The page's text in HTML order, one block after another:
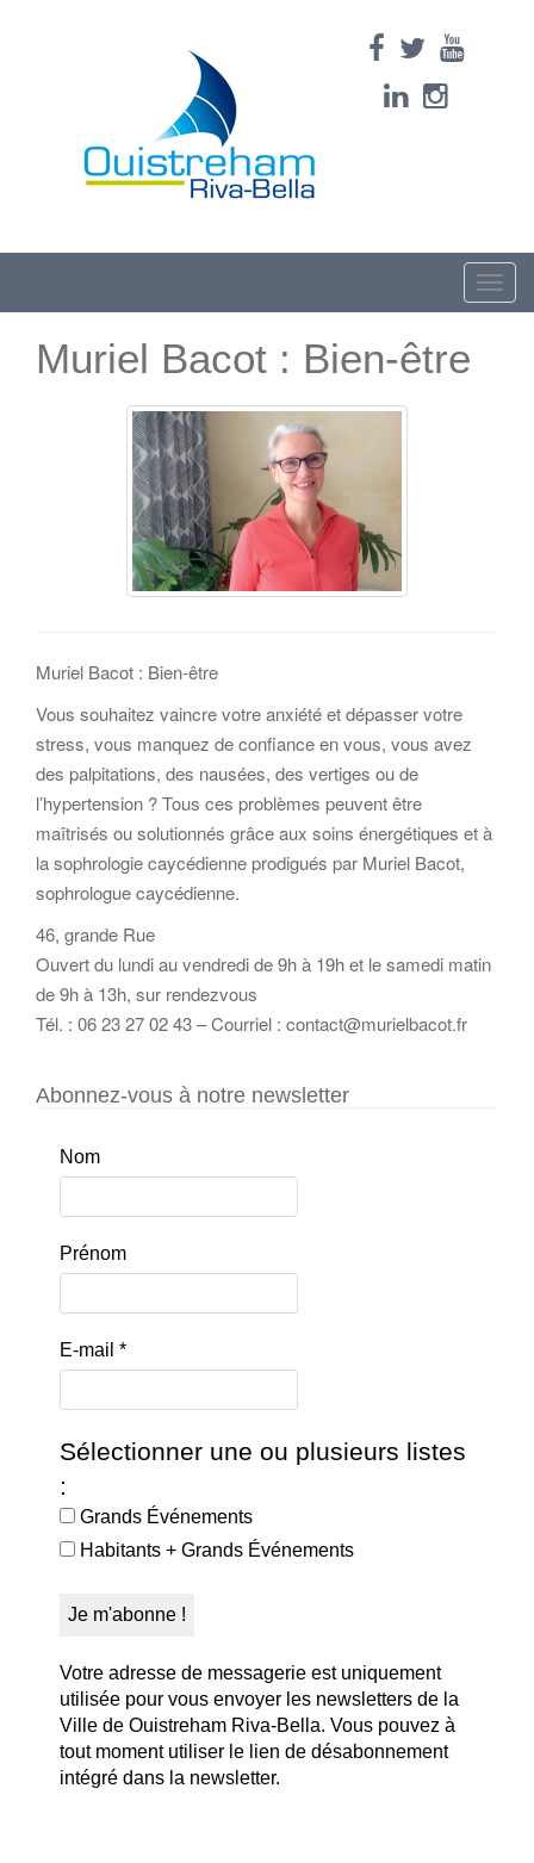
Toggle
Muriel Bacot : Bien-être
Muriel Bacot : Bien-être
Vous souhaitez vaincre votre anxiété et dépasser votre
stress, vous manquez de confiance en vous, vous avez
des palpitations, des nausées, des vertiges ou de
l’hypertension ? Tous ces problèmes peuvent être
maîtrisés ou solutionnés grâce aux soins énergétiques et à
la sophrologie caycédienne prodigués par Muriel Bacot,
sophrologue caycédienne.
46, grande Rue
Ouvert du lundi au vendredi de 9h à 19h et le samedi matin
de 9h à 13h, sur rendezvous
Tél. : 06 23 27 02 43 – Courriel : contact@murielbacot.fr
Abonnez-vous à notre newsletter
Nom
Prénom
E-mail *
Sélectionner une ou plusieurs listes
:
Grands Événements
Habitants + Grands Événements
Votre adresse de messagerie est uniquement
utilisée pour vous envoyer les newsletters de la
Ville de Ouistreham Riva-Bella. Vous pouvez à
tout moment utiliser le lien de désabonnement
intégré dans la newsletter.